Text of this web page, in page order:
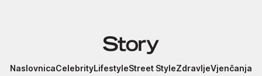
Story
NaslovnicaCelebrityLifestyleStreet StyleZdravljeVjenčanja